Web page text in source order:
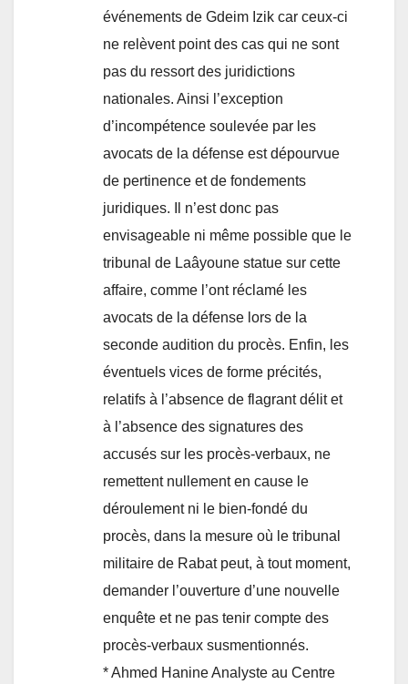
événements de Gdeim Izik car ceux-ci
ne relèvent point des cas qui ne sont
pas du ressort des juridictions
nationales. Ainsi l’exception
d’incompétence soulevée par les
avocats de la défense est dépourvue
de pertinence et de fondements
juridiques. Il n’est donc pas
envisageable ni même possible que le
tribunal de Laâyoune statue sur cette
affaire, comme l’ont réclamé les
avocats de la défense lors de la
seconde audition du procès. Enfin, les
éventuels vices de forme précités,
relatifs à l’absence de flagrant délit et
à l’absence des signatures des
accusés sur les procès-verbaux, ne
remettent nullement en cause le
déroulement ni le bien-fondé du
procès, dans la mesure où le tribunal
militaire de Rabat peut, à tout moment,
demander l’ouverture d’une nouvelle
enquête et ne pas tenir compte des
procès-verbaux susmentionnés.
* Ahmed Hanine Analyste au Centre